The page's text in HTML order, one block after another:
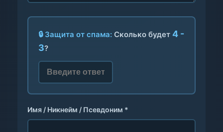
🔒 Защита от спама: Сколько будет 4 -
3?
Имя / Никнейм / Псевдоним *